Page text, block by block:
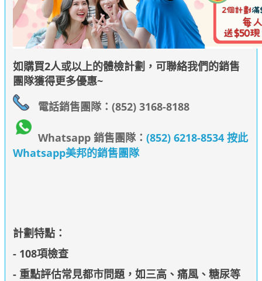
如購買2人或以上的體檢計劃，可聯絡我們的銷售
團隊獲得更多優惠~
電話銷售團隊：(852) 3168-8188
Whatsapp 銷售團隊：(852) 6218-8534 按此
Whatsapp美邦的銷售團隊
計劃特點：
- 108項檢查
- 重點評估常見都市問題，如三高、痛風、糖尿等